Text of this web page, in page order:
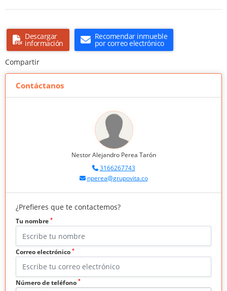
Descargar
información
Recomendar inmueble
por correo electrónico
Compartir
Contáctanos
Nestor Alejandro Perea Tarón
3166267743
nperea@grupovita.co
¿Prefieres que te contactemos?
Tu nombre *
Correo electrónico *
Número de teléfono *